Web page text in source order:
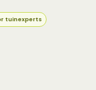
tuinexperts